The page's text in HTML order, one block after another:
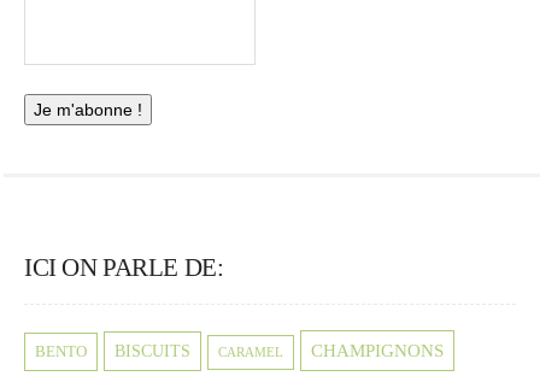
ICI ON PARLE DE:
BENTO BISCUITS CARAMEL CHAMPIGNONS